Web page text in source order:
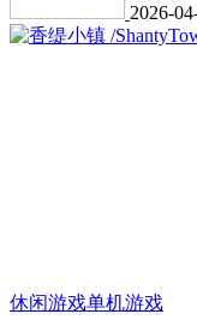
2026-
休闲游戏单机游戏